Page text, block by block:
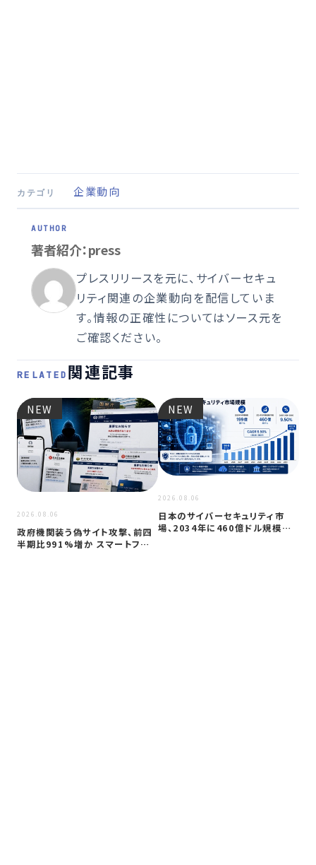
カテゴリ 企業動向
著者紹介：press
プレスリリースを元に、サイバーセキュ
リティ関連の企業動向を配信していま
す。情報の正確性についてはソース元を
ご確認ください。
RELATED 関連記事
NEW
2026.08.06
政府機関装う偽サイト攻撃、前四
半期比991%増か スマートフォン
NEW
2026.08.06
日本のサイバーセキュリティ市
場、2034年に460億ドル規模へ